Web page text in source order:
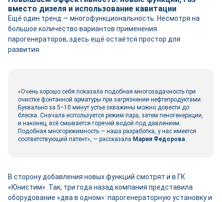
вместо дизеля и использование кавитации
Ещё один тренд ― многофункциональность. Несмотря на
большое количество вариантов применения
парогенераторов, здесь ещё остаётся простор для
развития.
«Очень хорошо себя показала подобная многозадачность при
очистке фонтанной арматуры при загрязнении нефтепродуктами.
Буквально за 5‒10 минут устье скважины можно довести до
блеска. Сначала используется режим пара, затем пеногенерации,
и наконец, всё смывается горячей водой под давлением.
Подобная многорежимность ― наша разработка, у нас имеется
соответствующий патент», ― рассказала Мария Федорова.
В сторону добавления новых функций смотрят и в ГК
«Юнистим». Так, три года назад компания представила
оборудование «два в одном»: парогенераторную установку и